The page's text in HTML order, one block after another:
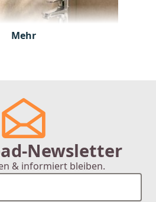
Handwaschbecken 45
Mehr
Newsletter
& informiert bleiben.